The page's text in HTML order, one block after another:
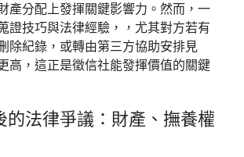
產分配上發揮關鍵影響力。然而，一
證技巧與法律經驗，，尤其對方若有
除紀錄，或轉由第三方協助安排見
高，這正是徵信社能發揮價值的關鍵
的法律爭議：財產、撫養權